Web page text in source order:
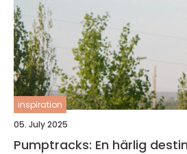
inspiration
05. July 2025
Pumptracks: En härlig